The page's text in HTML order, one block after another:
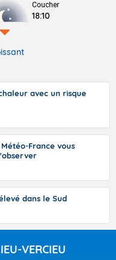
Coucher
18:10
avec un risque
Météo-France vous
dans le Sud
VERCIEU